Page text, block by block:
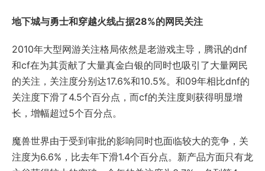
地下城与勇士和穿越火线占据28%的网民关注
2010年大型网游关注格局依然是老游戏主导，腾讯的dnf
和cf在为其贡献了大量真金白银的同时也吸引了大量网民
的关注，关注度分别达17.6%和10.5%。和09年相比dnf的
关注度下滑了4.5个百分点，而cf的关注度则获得明显增
长，增幅超过5个百分点。
魔兽世界由于受到审批的影响同时也面临较大的竞争，关
注度为6.6%，比去年下滑1.4个百分点。新产品方面只有龙